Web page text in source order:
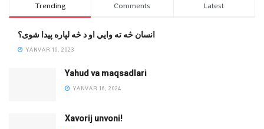
Trending Comments Latest
انسان څه ته وایي او د څه لپاره پیدا شوی؟
YANVAR 10, 2023
Yahud va maqsadlari
YANVAR 16, 2024
Xavorij unvoni!